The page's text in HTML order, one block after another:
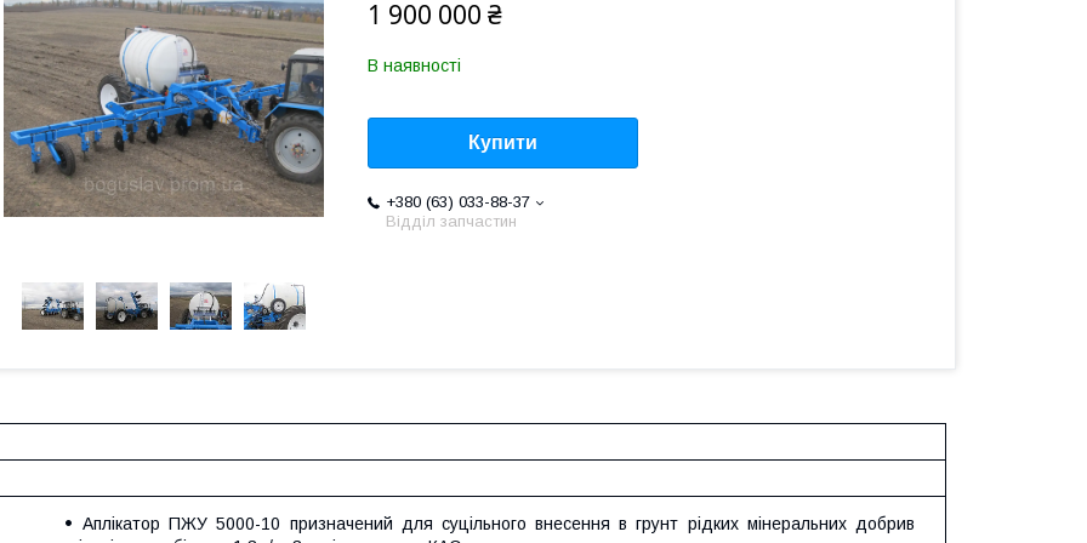
1 900 000 ₴
В наявності
Купити
+380 (63) 033-88-37
Відділ запчастин
Аплікатор ПЖУ 5000-10 призначений для суцільного внесення в грунт рідких мінеральних добрив